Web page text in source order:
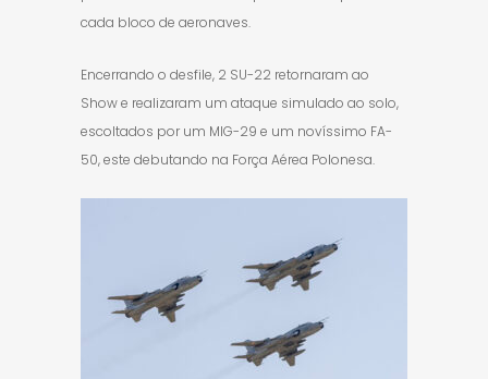
cada bloco de aeronaves.
Encerrando o desfile, 2 SU-22 retornaram ao
Show e realizaram um ataque simulado ao solo,
escoltados por um MIG-29 e um novíssimo FA-
50, este debutando na Força Aérea Polonesa.